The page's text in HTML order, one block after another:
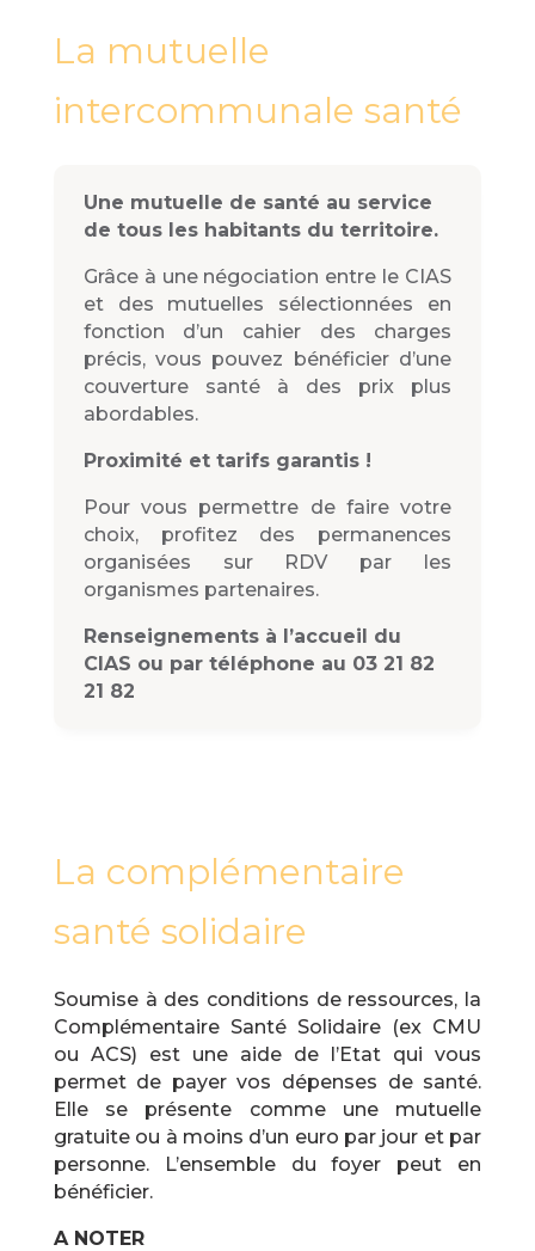
La mutuelle
intercommunale santé
Une mutuelle de santé au service
de tous les habitants du territoire.
Grâce à une négociation entre le CIAS
et des mutuelles sélectionnées en
fonction d’un cahier des charges
précis, vous pouvez bénéficier d’une
couverture santé à des prix plus
abordables.
Proximité et tarifs garantis !
Pour vous permettre de faire votre
choix, profitez des permanences
organisées sur RDV par les
organismes partenaires.
Renseignements à l’accueil du
CIAS ou par téléphone au 03 21 82
21 82
La complémentaire
santé solidaire
Soumise à des conditions de ressources, la
Complémentaire Santé Solidaire (ex CMU
ou ACS) est une aide de l’Etat qui vous
permet de payer vos dépenses de santé.
Elle se présente comme une mutuelle
gratuite ou à moins d’un euro par jour et par
personne. L’ensemble du foyer peut en
bénéficier.
A NOTER